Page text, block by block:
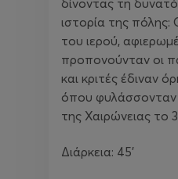
δίνοντας τη
ιστορία της
του ιερού,
προπονούνταν οι
και κριτές έδιναν
όπου φυλάσσονταν
της Χαιρώνειας το
Διάρκεια: 45’